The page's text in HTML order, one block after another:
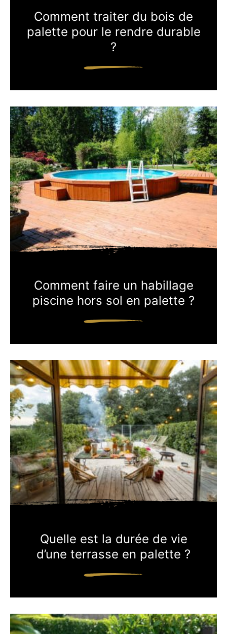
Comment traiter du bois de
palette pour le rendre durable
?
Comment faire un habillage
piscine hors sol en palette ?
Quelle est la durée de vie
d’une terrasse en palette ?